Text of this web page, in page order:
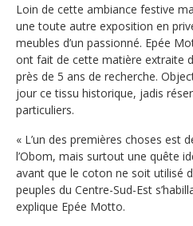
Loin de cette ambiance festive
une toute autre exposition en
meubles d’un passionné. Epée
ont fait de cette matière extraite
près de 5 ans de recherche.
jour ce tissu historique, jadis
particuliers.
« L’un des premières choses est
l’Obom, mais surtout une quête
avant que le coton ne soit utilisé
peuples du Centre-Sud-Est
explique Epée Motto.